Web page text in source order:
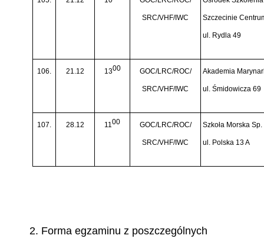
SRC/VHF/IWC Szczecinie
ul. Rydla 49
106. 21.12 1300 GOC/LRC/ROC/
SRC/VHF/IWC
Akademia
ul. Śmidowicza 69
107. 28.12 11 00 GOC/LRC/ROC/
SRC/VHF/IWC
Szkoła Morska
ul. Polska 13 A
2. Forma egzaminu z poszczególnych